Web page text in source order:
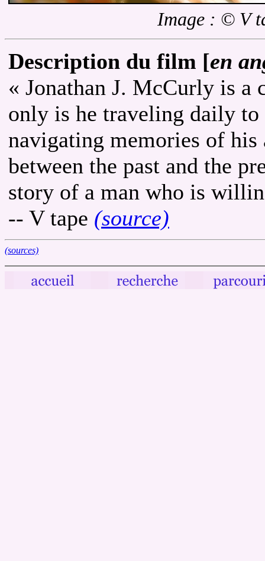
Image : © V
Description du film [en
« Jonathan J. McCurly is a
only is he traveling daily
navigating memories of
between the past and the
story of a man who is
-- V tape (source)
(sources)